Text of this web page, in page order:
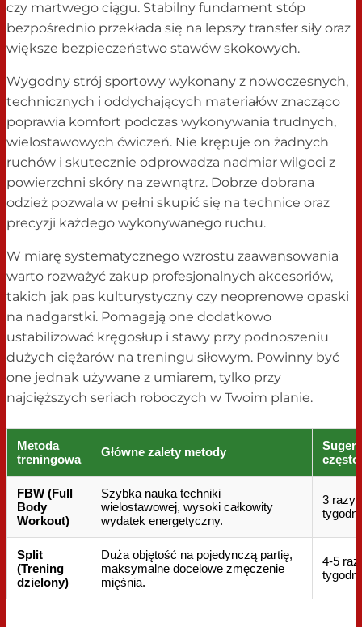
czy martwego ciągu. Stabilny fundament stóp
bezpośrednio przekłada się na lepszy transfer siły oraz
większe bezpieczeństwo stawów skokowych.
Wygodny strój sportowy wykonany z nowoczesnych,
technicznych i oddychających materiałów znacząco
poprawia komfort podczas wykonywania trudnych,
wielostawowych ćwiczeń. Nie krępuje on żadnych
ruchów i skutecznie odprowadza nadmiar wilgoci z
powierzchni skóry na zewnątrz. Dobrze dobrana
odzież pozwala w pełni skupić się na technice oraz
precyzji każdego wykonywanego ruchu.
W miarę systematycznego wzrostu zaawansowania
warto rozważyć zakup profesjonalnych akcesoriów,
takich jak pas kulturystyczny czy neoprenowe opaski
na nadgarstki. Pomagają one dodatkowo
ustabilizować kręgosłup i stawy przy podnoszeniu
dużych ciężarów na treningu siłowym. Powinny być
one jednak używane z umiarem, tylko przy
najcięższych seriach roboczych w Twoim planie.
Metoda
treningowa
Główne zalety metody
FBW (Full
Body
Workout)
Szybka nauka techniki
wielostawowej, wysoki całkowity
wydatek energetyczny.
3 razy
Split
(Trening
dzielony)
Duża objętość na pojedynczą partię,
maksymalne docelowe zmęczenie
mięśnia.
4-5